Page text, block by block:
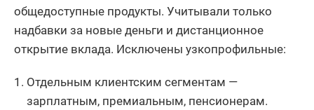
общедоступные продукты. Учитывали только
надбавки за новые деньги и дистанционное
открытие вклада. Исключены узкопрофильные:
Отдельным клиентским сегментам —
зарплатным, премиальным, пенсионерам.